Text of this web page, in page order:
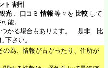
ト 割引
光、 口コミ 情報 等々を 比較して
能。
つかる場合もあります。 是非 比
下さい。
の為、情報が古かったり、住所が